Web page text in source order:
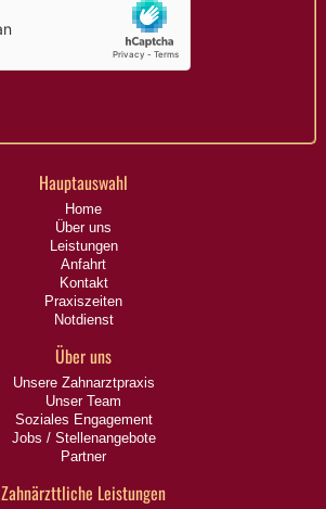
Hauptauswahl
Home
Über uns
Leistungen
Anfahrt
Kontakt
Praxiszeiten
Notdienst
Über uns
Unsere Zahnarztpraxis
Unser Team
Soziales Engagement
Jobs / Stellenangebote
Partner
Zahnärzttliche Leistungen